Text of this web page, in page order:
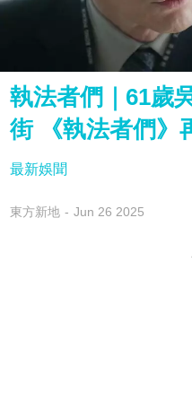
執法者們｜61歲
街 《執法者們》
最新娛聞
東方新地 Jun 26 2025